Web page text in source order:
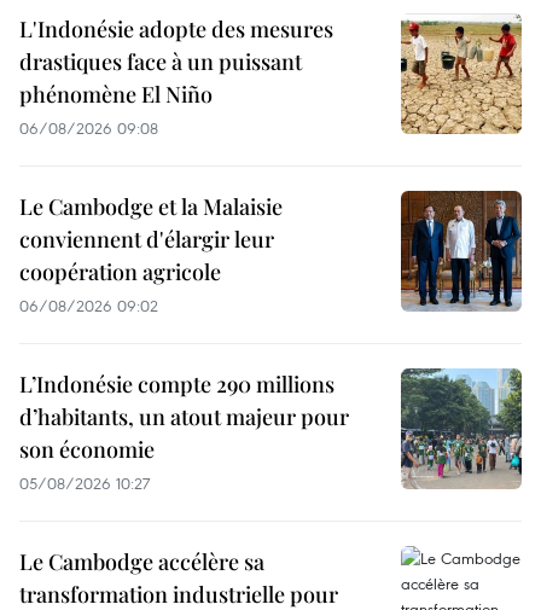
L'Indonésie adopte des mesures
drastiques face à un puissant
phénomène El Niño
06/08/2026 09:08
Le Cambodge et la Malaisie
conviennent d'élargir leur
coopération agricole
06/08/2026 09:02
L’Indonésie compte 290 millions
d’habitants, un atout majeur pour
son économie
05/08/2026 10:27
Le Cambodge accélère sa
transformation industrielle pour